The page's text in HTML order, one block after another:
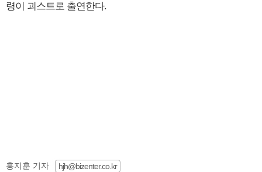
령이 괴스트로 출연한다.
홍지훈 기자
hjh@bizenter.co.kr